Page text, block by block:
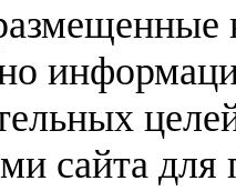
сайта